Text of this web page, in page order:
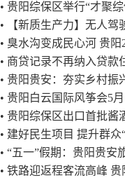
• 贵阳综保区举行“才聚
• 【新质生产力】无人
• 臭水沟变成民心河 贵
• 商贷记录不再纳入贷
• 贵阳贵安：夯实乡村振
• 贵阳白云国际风筝会5
• 贵阳综保区出口首批酱
• 建好民生项目 提升群
• “五一”假期：贵阳贵安
• 铁路迎返程客流高峰